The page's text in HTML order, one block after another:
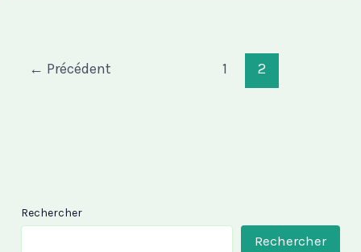
← Précédent 1 2
Rechercher
Rechercher